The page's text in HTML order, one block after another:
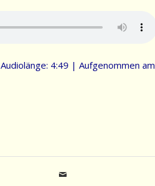
Audiolänge: 4:49 | Aufgenommen am